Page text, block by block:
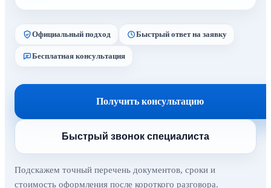
Официальный подход Быстрый ответ на заявку
Бесплатная консультация
Получить консультацию
Быстрый звонок специалиста
Подскажем точный перечень документов, сроки и
стоимость оформления после короткого разговора.